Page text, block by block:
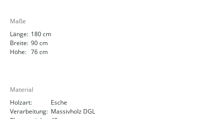
Maße
Länge: 180 cm
Breite: 90 cm
Höhe: 76 cm
Material
Holzart:
Esche
Verarbeitung: Massivholz DGL